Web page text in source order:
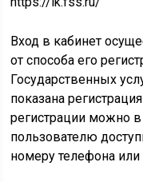
Вход в кабинет
от способа его
Государственных
показана
регистрации можно
пользователю
номеру телефона